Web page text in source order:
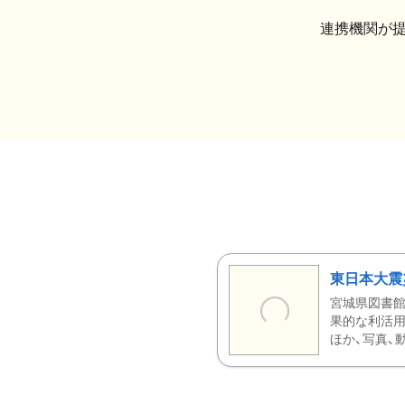
連携機関が
東日本大
宮城県図書
果的な利活
ほか、写真、